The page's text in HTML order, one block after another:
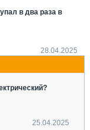
в два раза в
28.04.2025
25.04.2025